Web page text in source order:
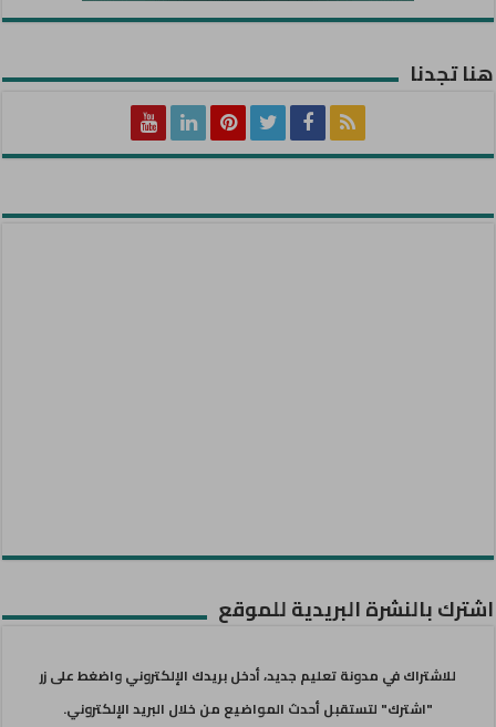
هنا تجدنا
اشترك بالنشرة البريدية للموقع
للاشتراك في مدونة تعليم جديد، أدخل بريدك الإلكتروني واضغط على زر
"اشترك" لتستقبل أحدث المواضيع من خلال البريد الإلكتروني.